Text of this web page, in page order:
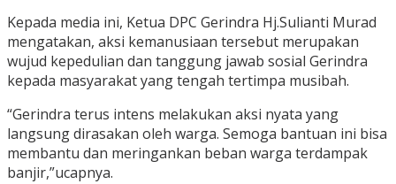
Kepada media ini, Ketua DPC Gerindra Hj.Sulianti Murad
mengatakan, aksi kemanusiaan tersebut merupakan
wujud kepedulian dan tanggung jawab sosial Gerindra
kepada masyarakat yang tengah tertimpa musibah.
“Gerindra terus intens melakukan aksi nyata yang
langsung dirasakan oleh warga. Semoga bantuan ini bisa
membantu dan meringankan beban warga terdampak
banjir,”ucapnya.